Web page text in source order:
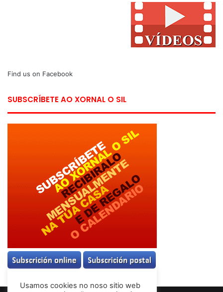
Find us on Facebook
SUBSCRÍBETE AO XORNAL O SIL
Usamos cookies no noso sitio web